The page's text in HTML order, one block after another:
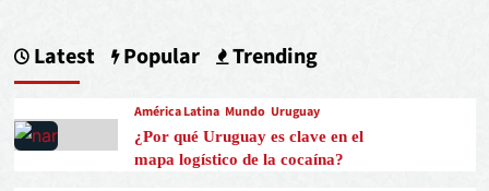
Latest Popular Trending
América Latina Mundo Uruguay
¿Por qué Uruguay es clave en el
mapa logístico de la cocaína?